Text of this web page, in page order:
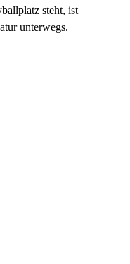
steht, ist
unterwegs.